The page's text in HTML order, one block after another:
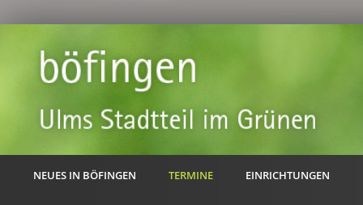
NEUES IN BÖFINGEN TERMINE EINRICHTUNGEN